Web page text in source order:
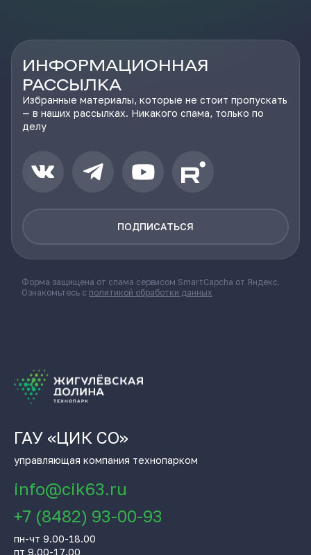
которой он наткнулся но новое слово или термин.
ИНФОРМАЦИОННАЯ
РАССЫЛКА
Избранные материалы, которые не стоит пропускать
— в наших рассылках. Никакого спама, только по
делу
ПОДПИСАТЬСЯ
Форма защищена от спама сервисом SmartCapcha от Яндекс.
Ознакомьтесь с политикой обработки данных
ГАУ «ЦИК СО»
управляющая компания технопарком
info@cik63.ru
+7 (8482) 93-00-93
пн-чт 9.00-18.00
пт 9.00-17.00